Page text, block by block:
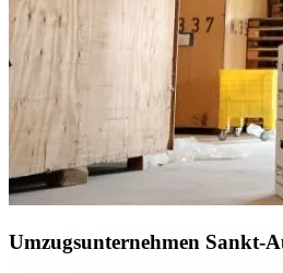
Umzugsunternehmen Sankt-